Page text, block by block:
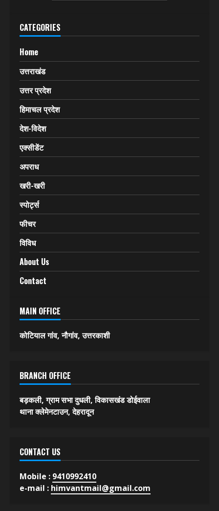
CATEGORIES
Home
उत्तराखंड
उत्तर प्रदेश
हिमाचल प्रदेश
देश-विदेश
एक्सीडेंट
अपराध
खरी-खरी
स्पोर्ट्स
फीचर
विविध
About Us
Contact
MAIN OFFICE
कोटियाल गांव, नौगांव, उत्तरकाशी
BRANCH OFFICE
बड़कली, ग्राम सभा दुधली, विकासखंड डोईवाला
थाना क्लेमेनटाउन, देहरादून
CONTACT US
Mobile : 9410992410
e-mail : himvantmail@gmail.com